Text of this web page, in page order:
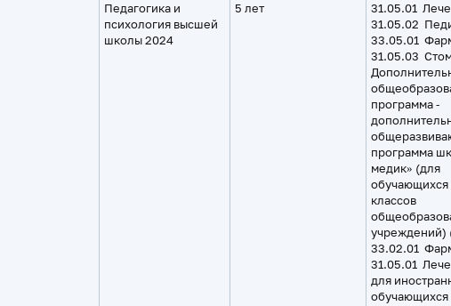
Педагогика и
психология высшей
школы 2024
5 лет
31.05.01
31.05.02
33.05.01
31.05.03
программа ‑
программа
медик» (для
обучающихся
классов
учреждений)
33.02.01
31.05.01
для
обучающихся